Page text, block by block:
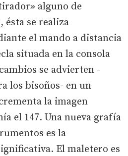
alguno de
se realiza
el mando a distancia
situada en la consola
se advierten -
los bisoños- en un
la imagen
el 147. Una nueva grafía
es la
El maletero es